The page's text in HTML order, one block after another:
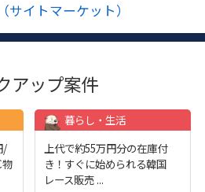
サイトマーケット）
アップ案件
/
暮らし・生活
上代で約55万円分の在庫付
き！すぐに始められる韓国
レース販売 ...